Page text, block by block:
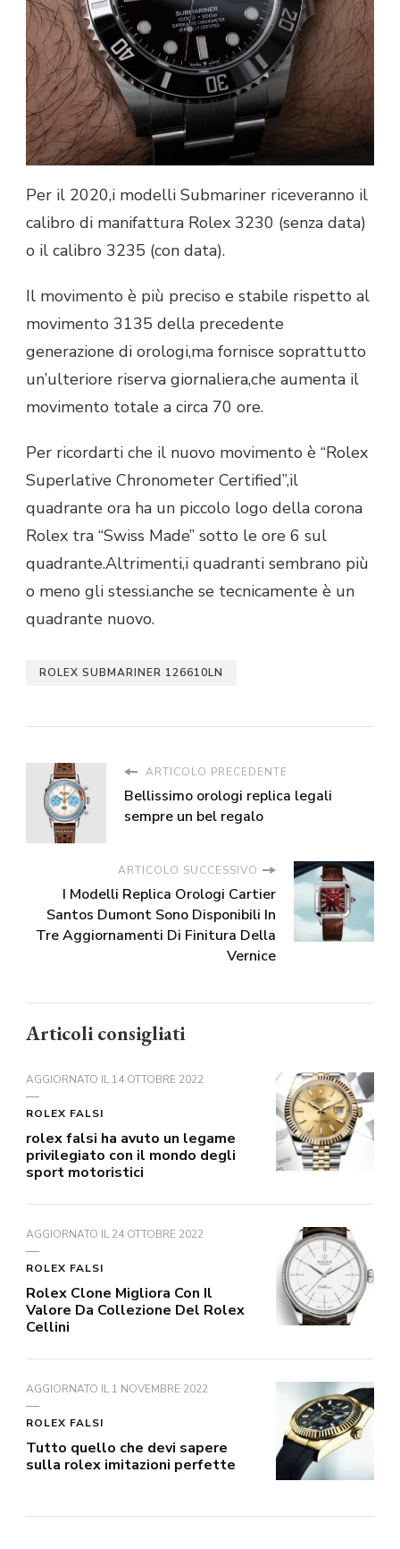
Per il 2020,i modelli Submariner riceveranno il
calibro di manifattura Rolex 3230 (senza data)
o il calibro 3235 (con data).
Il movimento è più preciso e stabile rispetto al
movimento 3135 della precedente
generazione di orologi,ma fornisce soprattutto
un’ulteriore riserva giornaliera,che aumenta il
movimento totale a circa 70 ore.
Per ricordarti che il nuovo movimento è “Rolex
Superlative Chronometer Certified”,il
quadrante ora ha un piccolo logo della corona
Rolex tra “Swiss Made” sotto le ore 6 sul
quadrante.Altrimenti,i quadranti sembrano più
o meno gli stessi.anche se tecnicamente è un
quadrante nuovo.
ROLEX SUBMARINER 126610LN
ARTICOLO PRECEDENTE
Bellissimo orologi replica legali
sempre un bel regalo
ARTICOLO SUCCESSIVO
I Modelli Replica Orologi Cartier
Santos Dumont Sono Disponibili In
Tre Aggiornamenti Di Finitura Della
Vernice
Articoli consigliati
AGGIORNATO IL14 OTTOBRE 2022
ROLEX FALSI
rolex falsi ha avuto un legame
privilegiato con il mondo degli
sport motoristici
AGGIORNATO IL24 OTTOBRE 2022
ROLEX FALSI
Rolex Clone Migliora Con Il
Valore Da Collezione Del Rolex
Cellini
AGGIORNATO IL1 NOVEMBRE 2022
ROLEX FALSI
Tutto quello che devi sapere
sulla rolex imitazioni perfette